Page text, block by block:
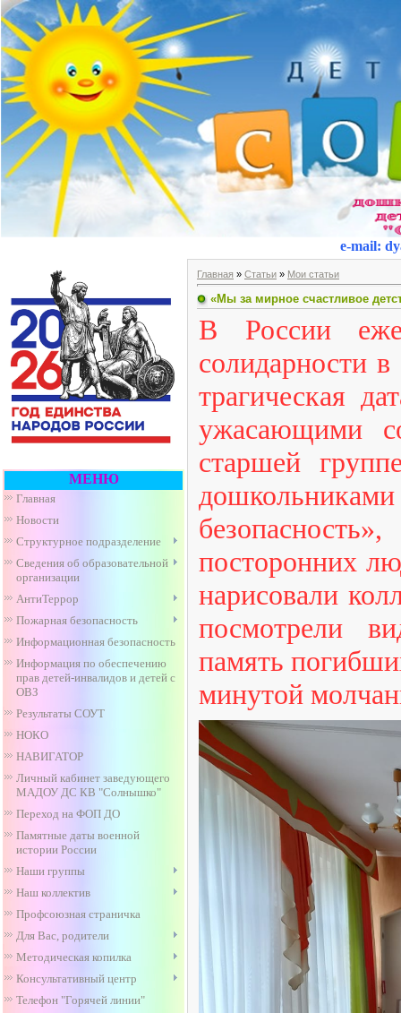
e-mail:
МЕНЮ
Главная
Новости
Структурное подразделение
Сведения об образовательной
организации
АнтиТеррор
Пожарная безопасность
Информационная безопасность
Информация по обеспечению
прав детей-инвалидов и детей с
ОВЗ
Результаты СОУТ
НОКО
НАВИГАТОР
Личный кабинет заведующего
МАДОУ ДС КВ "Солнышко"
Переход на ФОП ДО
Памятные даты военной
истории России
Наши группы
Наш коллектив
Профсоюзная страничка
Для Вас, родители
Методическая копилка
Консультативный центр
Телефон "Горячей линии"
Главная » Статьи » Мои статьи
«Мы за мирное счастливое
В России
солидарности
трагическая
ужасающими
старшей
посторонних
нарисовали
посмотрели
память
минутой